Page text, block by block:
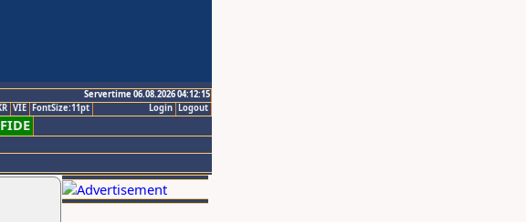
Servertime 06.08.2026 04:12:15
Logout
Login
VIE FontSize:11pt
FIDE